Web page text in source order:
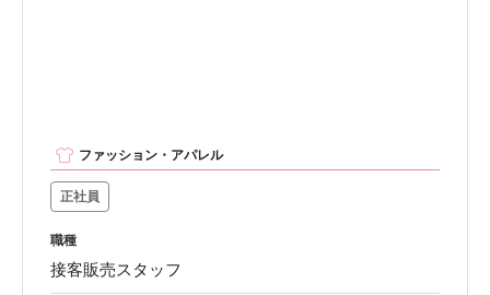
ファッション・アパレル
正社員
職種
接客販売スタッフ